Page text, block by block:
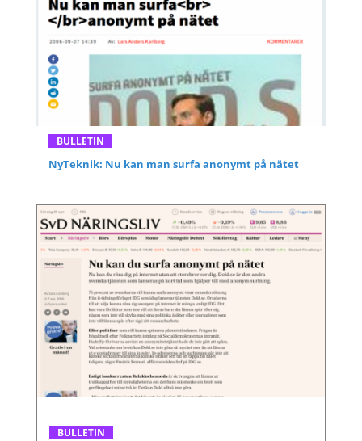
BULLETIN
NyTeknik: Nu kan man surfa anonymt på nätet
BULLETIN